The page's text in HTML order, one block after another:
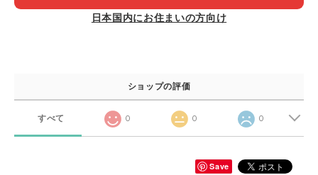
日本国内にお住まいの方向け
ショップの評価
すべて 0 0 0
Save